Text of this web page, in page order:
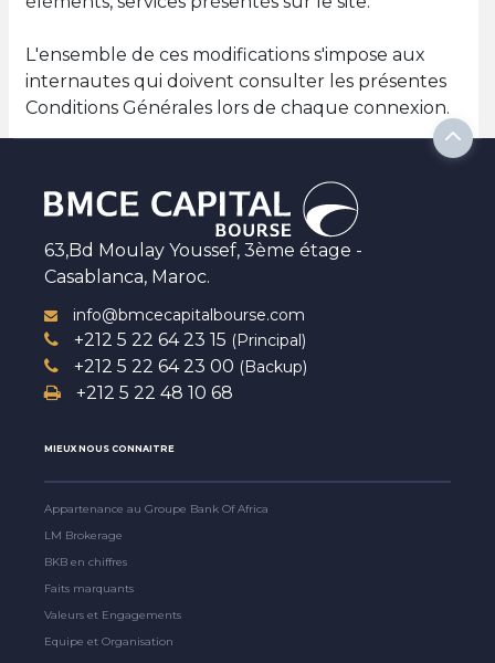
L'ensemble de ces modifications s'impose aux
internautes qui doivent consulter les présentes
Conditions Générales lors de chaque connexion.
63,Bd Moulay Youssef, 3ème étage -
Casablanca, Maroc.
info@bmcecapitalbourse.com
+212 5 22 64 23 15 (Principal)
+212 5 22 64 23 00 (Backup)
+212 5 22 48 10 68
MIEUX NOUS CONNAITRE
Appartenance au Groupe Bank Of Africa
LM Brokerage
BKB en chiffres
Faits marquants
Valeurs et Engagements
Equipe et Organisation